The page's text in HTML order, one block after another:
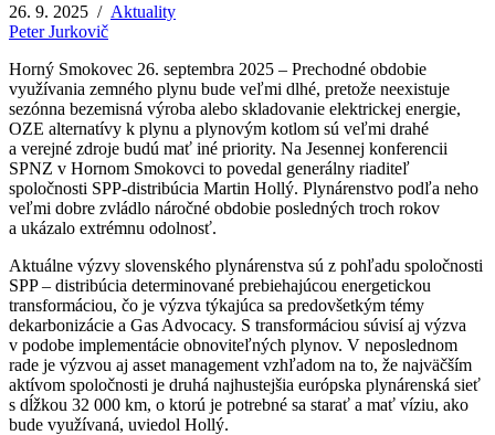
26. 9. 2025 / Aktuality
Peter Jurkovič
Horný Smokovec 26. septembra 2025 – Prechodné obdobie
využívania zemného plynu bude veľmi dlhé, pretože neexistuje
sezónna bezemisná výroba alebo skladovanie elektrickej energie,
OZE alternatívy k plynu a plynovým kotlom sú veľmi drahé
a verejné zdroje budú mať iné priority. Na Jesennej konferencii
SPNZ v Hornom Smokovci to povedal generálny riaditeľ
spoločnosti SPP-distribúcia Martin Hollý. Plynárenstvo podľa neho
veľmi dobre zvládlo náročné obdobie posledných troch rokov
a ukázalo extrémnu odolnosť.
Aktuálne výzvy slovenského plynárenstva sú z pohľadu spoločnosti
SPP – distribúcia determinované prebiehajúcou energetickou
transformáciou, čo je výzva týkajúca sa predovšetkým témy
dekarbonizácie a Gas Advocacy. S transformáciou súvisí aj výzva
v podobe implementácie obnoviteľných plynov. V neposlednom
rade je výzvou aj asset management vzhľadom na to, že najväčším
aktívom spoločnosti je druhá najhustejšia európska plynárenská sieť
s dĺžkou 32 000 km, o ktorú je potrebné sa starať a mať víziu, ako
bude využívaná, uviedol Hollý.